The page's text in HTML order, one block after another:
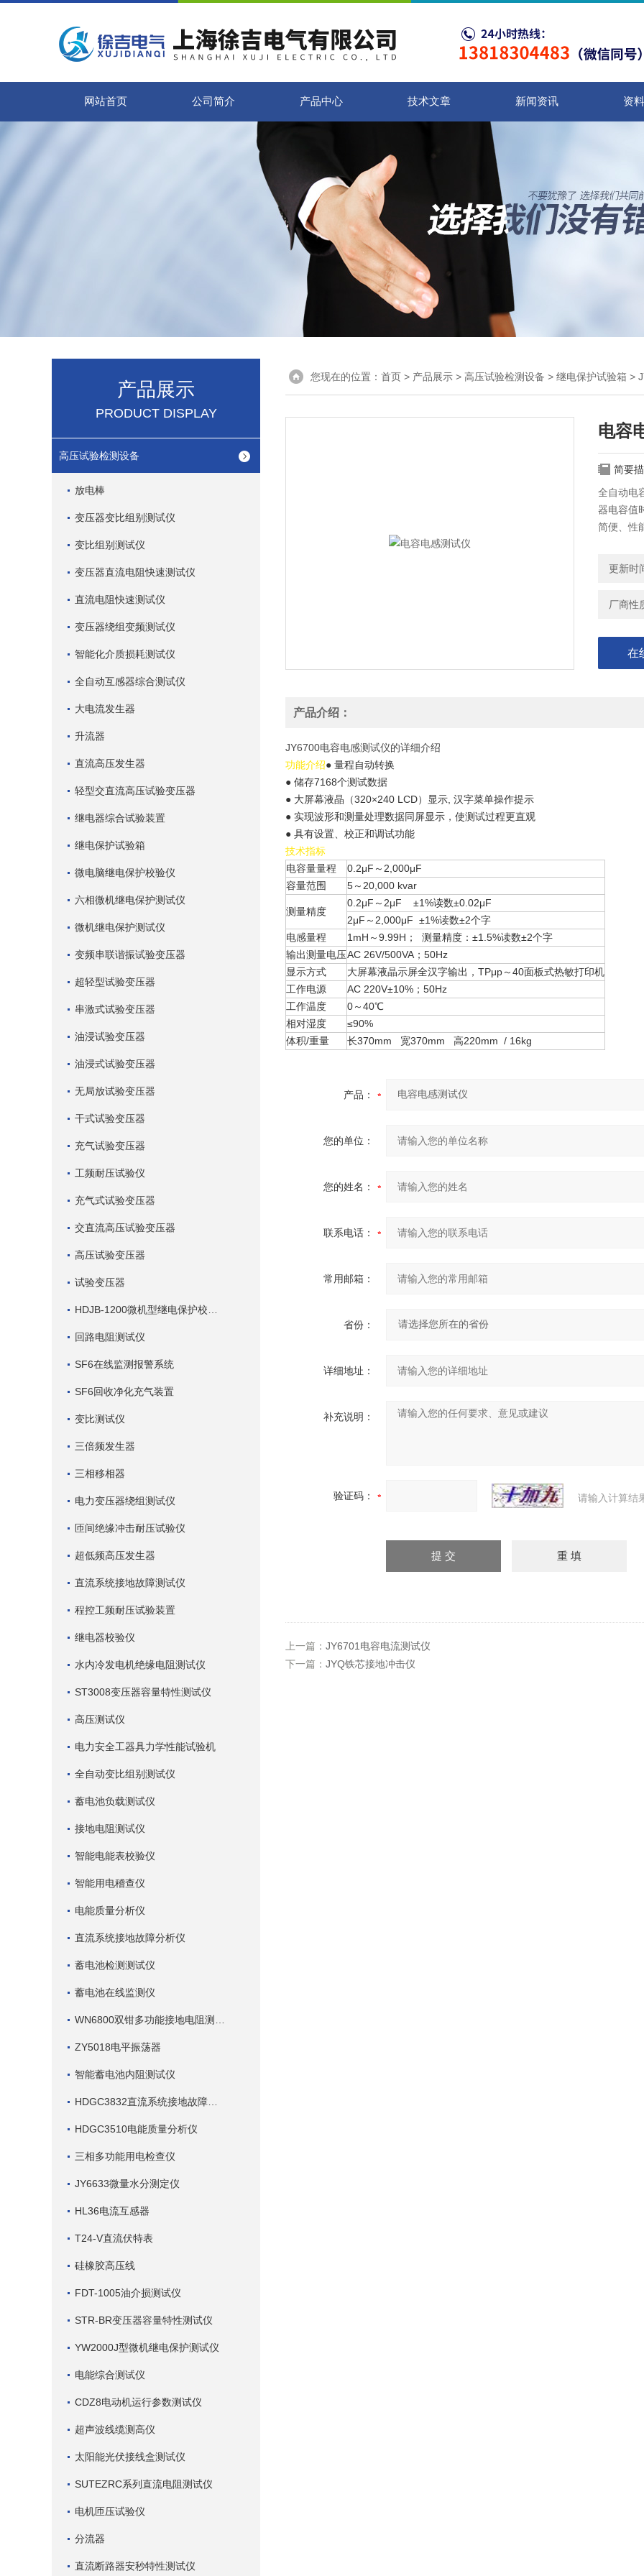
网站首页 公司简介 产品中心 技术文章 新闻资讯 资
产品展示
PRODUCT DISPLAY
高压试验检测设备
放电棒
变压器变比组别测试仪
变比组别测试仪
变压器直流电阻快速测试仪
直流电阻快速测试仪
变压器绕组变频测试仪
智能化介质损耗测试仪
全自动互感器综合测试仪
大电流发生器
升流器
直流高压发生器
轻型交直流高压试验变压器
继电器综合试验装置
继电保护试验箱
微电脑继电保护校验仪
六相微机继电保护测试仪
微机继电保护测试仪
变频串联谐振试验变压器
超轻型试验变压器
串激式试验变压器
油浸试验变压器
油浸式试验变压器
无局放试验变压器
干式试验变压器
充气试验变压器
工频耐压试验仪
充气式试验变压器
交直流高压试验变压器
高压试验变压器
试验变压器
回路电阻测试仪
SF6在线监测报警系统
SF6回收净化充气装置
变比测试仪
三倍频发生器
三相移相器
电力变压器绕组测试仪
匝间绝缘冲击耐压试验仪
超低频高压发生器
直流系统接地故障测试仪
程控工频耐压试验装置
继电器校验仪
水内冷发电机绝缘电阻测试仪
ST3008变压器容量特性测试仪
高压测试仪
电力安全工器具力学性能试验机
全自动变比组别测试仪
蓄电池负载测试仪
接地电阻测试仪
智能电能表校验仪
智能用电稽查仪
电能质量分析仪
直流系统接地故障分析仪
蓄电池检测测试仪
蓄电池在线监测仪
ZY5018电平振荡器
智能蓄电池内阻测试仪
HDGC3510电能质量分析仪
三相多功能用电检查仪
JY6633微量水分测定仪
HL36电流互感器
T24-V直流伏特表
硅橡胶高压线
FDT-1005油介损测试仪
STR-BR变压器容量特性测试仪
YW2000J型微机继电保护测试仪
电能综合测试仪
CDZ8电动机运行参数测试仪
超声波线缆测高仪
太阳能光伏接线盒测试仪
SUTEZRC系列直流电阻测试仪
电机匝压试验仪
分流器
直流断路器安秒特性测试仪
您现在的位置： 首页 > 产品展示 > 高压试验检测设备 > 继电保护试验箱 >
电容
简要
全自动电
器电容值
简便、性
功效。
更新时
厂商性
在
产品介绍：
JY6700电容电感测试仪的详细介绍
功能介绍● 量程自动转换
● 储存7168个测试数据
● 大屏幕液晶（320×240 LCD）显示, 汉字菜单操作提示
● 实现波形和测量处理数据同屏显示，使测试过程更直观
● 具有设置、校正和调试功能
技术指标
电容量量程
0.2μF～2,000μF
容量范围
5～20,000 kvar
测量精度
0.2μF～2μF ±1%读数±0.02μF
2μF～2,000μF ±1%读数±2个字
电感量程
1mH～9.99H； 测量精度：±1.5%读数±2个字
输出测量电压AC 26V/500VA；50Hz
显示方式
大屏幕液晶示屏全汉字输出，TPμp～40面板式热敏打印机
工作电源
AC 220V±10%；50Hz
工作温度
0～40℃
相对湿度
≤90%
体积/重量
长370mm 宽370mm 高220mm / 16kg
产品：
您的单位：
您的姓名：
联系电话：
常用邮箱：
省份：
详细地址：
补充说明：
验证码： 请输入计算结
上一篇： JY6701电容电流测试仪
下一篇： JYQ铁芯接地冲击仪